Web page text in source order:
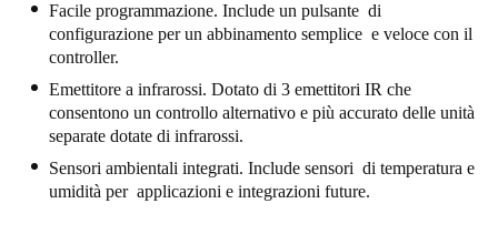
Français
Netherlands
NederlandsEnglish
Facile programmazione. Include un pulsante di
configurazione per un abbinamento semplice e veloce con il
controller.
Emettitore a infrarossi. Dotato di 3 emettitori IR che
consentono un controllo alternativo e più accurato delle unità
separate dotate di infrarossi.
Sensori ambientali integrati. Include sensori di temperatura e
umidità per applicazioni e integrazioni future.